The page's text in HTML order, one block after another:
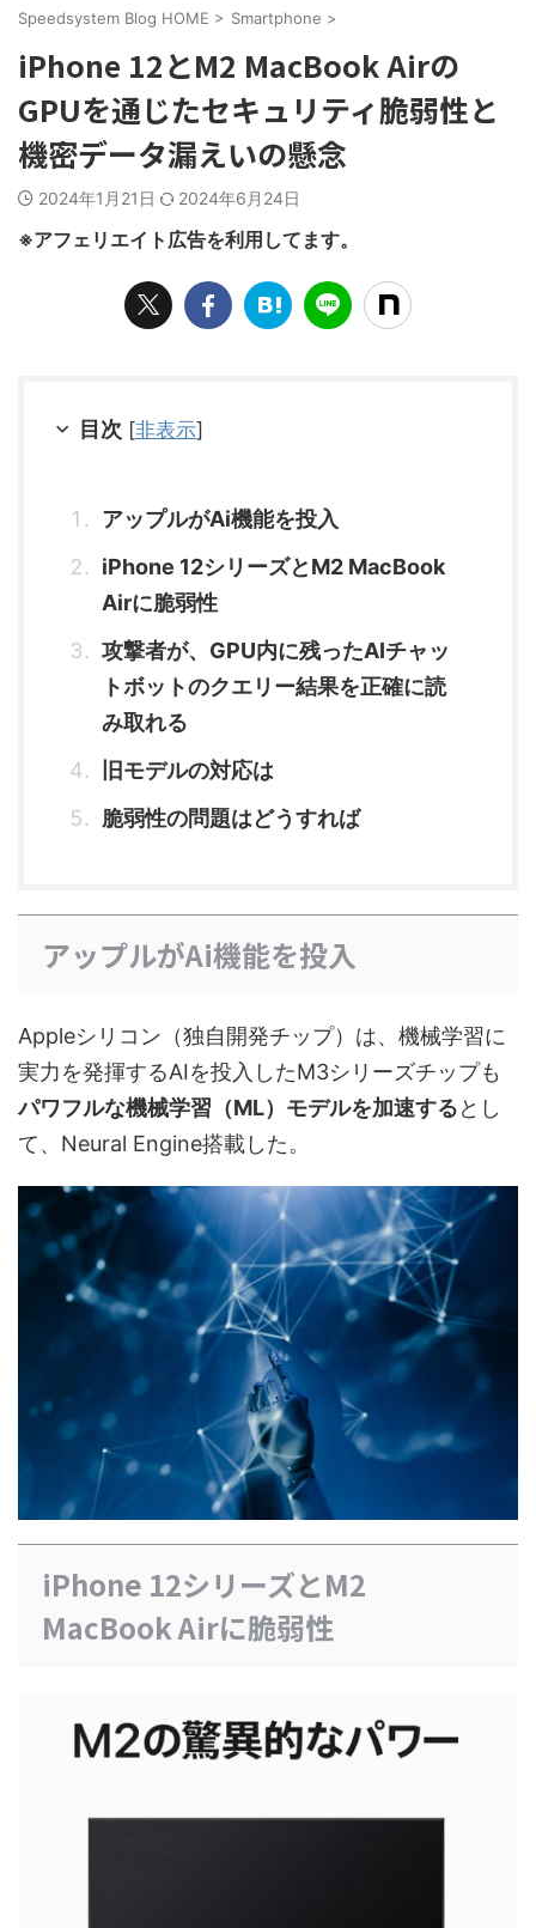
Speedsystem Blog HOME > Smartphone >
iPhone 12とM2 MacBook Airの
GPUを通じたセキュリティ脆弱性と
機密データ漏えいの懸念
2024年1月21日 2024年6月24日
※アフェリエイト広告を利用してます。
目次 [非表示]
アップルがAi機能を投入
iPhone 12シリーズとM2 MacBook
Airに脆弱性
攻撃者が、GPU内に残ったAIチャッ
トボットのクエリー結果を正確に読
み取れる
旧モデルの対応は
脆弱性の問題はどうすれば
アップルがAi機能を投入
Appleシリコン（独自開発チップ）は、機械学習に
実力を発揮するAIを投入したM3シリーズチップも
パワフルな機械学習（ML）モデルを加速するとし
て、Neural Engine搭載した。
iPhone 12シリーズとM2
MacBook Airに脆弱性